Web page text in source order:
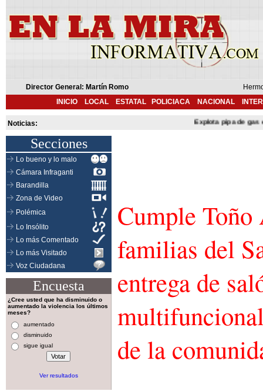
Director General: Martín Romo
INICIO
LOCAL ESTATAL POLICIACA NACIONAL
Noticias: Explota pipa de gas en
Secciones
Lo bueno y lo malo
Cámara Infraganti
Barandilla
Zona de Video
Polémica
Lo Insólito
Lo más Comentado
Lo más Visitado
Voz Ciudadana
Encuesta
¿Cree usted que ha disminuido o
aumentado la violencia los últimos
meses?
aumentado
disminuido
sigue igual
Ver resultados
Cumple Toño
familias del
entrega de
de la